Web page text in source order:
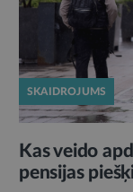
SKAIDROJUMS
Kas veido
pensijas